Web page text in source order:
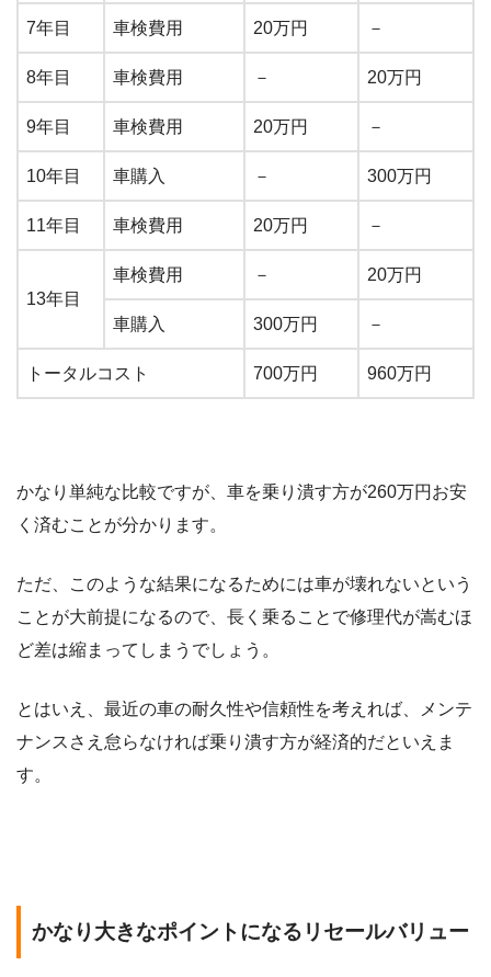
7年目 車検費用 20万円 －
8年目 車検費用 － 20万円
9年目 車検費用 20万円 －
10年目 車購入 － 300万円
11年目 車検費用 20万円 －
13年目
車検費用 － 20万円
車購入 300万円 －
トータルコスト 700万円 960万円
かなり単純な比較ですが、車を乗り潰す方が260万円お安
く済むことが分かります。
ただ、このような結果になるためには車が壊れないという
ことが大前提になるので、長く乗ることで修理代が嵩むほ
ど差は縮まってしまうでしょう。
とはいえ、最近の車の耐久性や信頼性を考えれば、メンテ
ナンスさえ怠らなければ乗り潰す方が経済的だといえま
す。
かなり大きなポイントになるリセールバリュー